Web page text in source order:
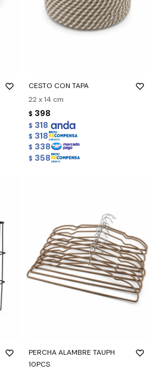
CESTO CON TAPA
22 x 14 cm
$ 398
$ 318
$ 318
$ 338
$ 358
PERCHA ALAMBRE TAUPH
10PCS